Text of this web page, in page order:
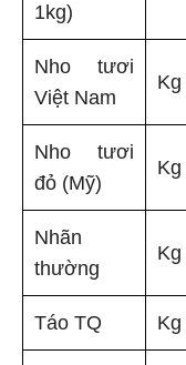
1kg)
Nho tươi
Việt Nam
Kg
Nho tươi
đỏ (Mỹ)
Kg
Nhãn
thường
Kg
Táo TQ Kg